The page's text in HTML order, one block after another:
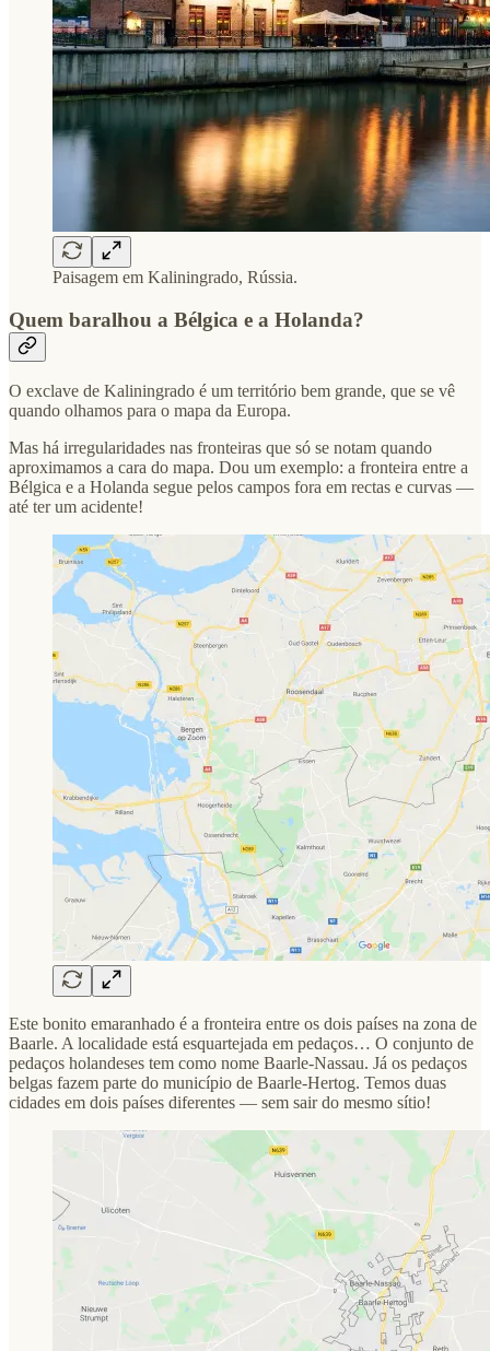
Paisagem em Kaliningrado, Rússia.
Quem baralhou a Bélgica e a Holanda?
O exclave de Kaliningrado é um território bem grande, que se vê
quando olhamos para o mapa da Europa.
Mas há irregularidades nas fronteiras que só se notam quando
aproximamos a cara do mapa. Dou um exemplo: a fronteira entre a
Bélgica e a Holanda segue pelos campos fora em rectas e curvas —
até ter um acidente!
Este bonito emaranhado é a fronteira entre os dois países na zona de
Baarle. A localidade está esquartejada em pedaços… O conjunto de
pedaços holandeses tem como nome Baarle-Nassau. Já os pedaços
belgas fazem parte do município de Baarle-Hertog. Temos duas
cidades em dois países diferentes — sem sair do mesmo sítio!